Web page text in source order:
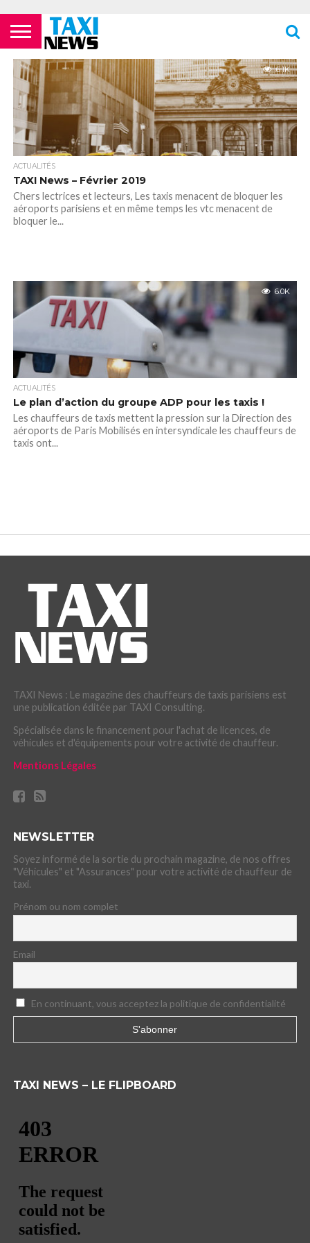
ACTUALITÉS
ECOLES DE
FORMATION
TAXIS
PARISIENS
LES
COMPAGNIES
AÉRIENNES /
AÉROPORTS
ROISSY –
CDG
LES
FOURRIÈRES
LES
PHARMACIES
24H/24 OU
TARDIVES
LES
STATIONS
DE TAXIS
LES
TOILETTES
PUBLIQUES
MENTIONS
LÉGALES
NEWSLETTER
NOUS
CONTACTER
POLITIQUE DE
CONFIDENTIALITÉ
VIDÉOS
6.1K
ACTUALITÉS
TAXI News – Février 2019
Chers lectrices et lecteurs, Les taxis menacent de bloquer les
aéroports parisiens et en même temps les vtc menacent de
bloquer le...
6.0K
ACTUALITÉS
Le plan d’action du groupe ADP pour les taxis !
Les chauffeurs de taxis mettent la pression sur la Direction des
aéroports de Paris Mobilisés en intersyndicale les chauffeurs de
taxis ont...
TAXI News : Le magazine des chauffeurs de taxis parisiens est
une publication éditée par TAXI Consulting.
Spécialisée dans le financement pour l'achat de licences, de
véhicules et d'équipements pour votre activité de chauffeur.
Mentions Légales
NEWSLETTER
Soyez informé de la sortie du prochain magazine, de nos offres
"Véhicules" et "Assurances" pour votre activité de chauffeur de
taxi.
Prénom ou nom complet
Email
En continuant, vous acceptez la politique de confidentialité
TAXI NEWS – LE FLIPBOARD